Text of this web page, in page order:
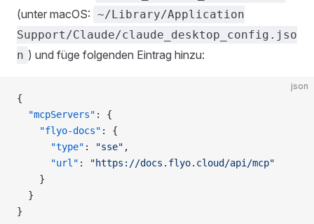
(unter macOS: ~/Library/Application
Support/Claude/claude_desktop_config.jso
n ) und füge folgenden Eintrag hinzu:
json
{
  "mcpServers"
: {
    "flyo-docs"
: {
      "type"
: "sse" ,
      "url"
:
"https://docs.flyo.cloud/api/mcp"
    }
  }
}